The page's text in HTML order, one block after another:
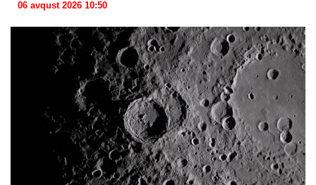
06 avqust 2026 10:50